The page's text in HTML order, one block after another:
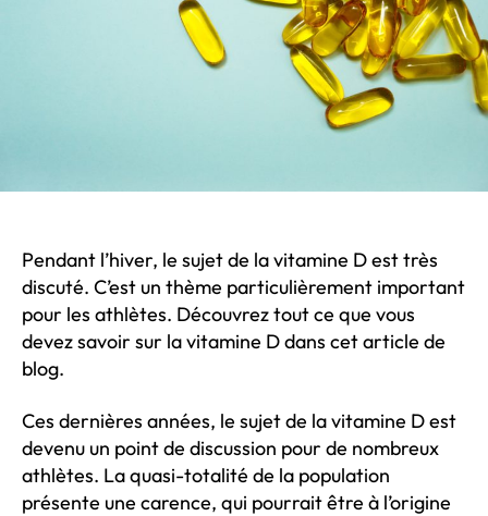
Pendant l’hiver, le sujet de la vitamine D est très
discuté. C’est un thème particulièrement important
pour les athlètes. Découvrez tout ce que vous
devez savoir sur la vitamine D dans cet article de
blog.
Ces dernières années, le sujet de la vitamine D est
devenu un point de discussion pour de nombreux
athlètes. La quasi-totalité de la population
présente une carence, qui pourrait être à l’origine